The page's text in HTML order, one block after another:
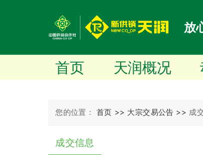
放
首页 天润概况
您的位置： 首页 >> 大宗交易公告 >> 成
成交信息